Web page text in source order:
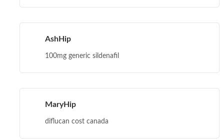
AshHip
100mg generic sildenafil
MaryHip
diflucan cost canada